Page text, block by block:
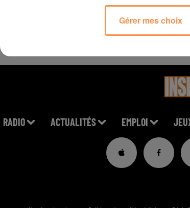
RADIO ACTUALITÉS EMPLOI
Gérer mes choix